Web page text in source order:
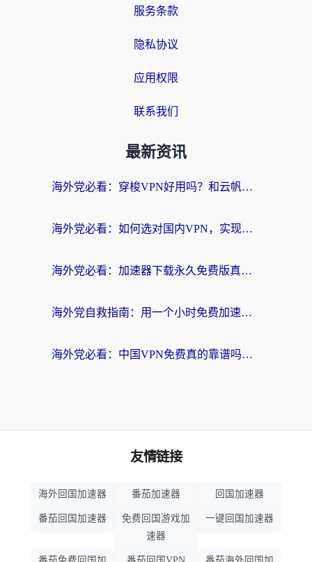
服务条款
隐私协议
应用权限
联系我们
最新资讯
海外党必看：穿梭VPN好用吗？和云帆VPN对比哪个回国效果更好？附真实测评+避坑指南
海外党必看：如何选对国内VPN，实现无缝访问国内资源？
海外党必看：加速器下载永久免费版真的存在吗？教你无缝访问国内资源的正确姿势
海外党自救指南：用一个小时免费加速器，轻松打破国内资源访问壁垒？
海外党必看：中国VPN免费真的靠谱吗？手把手教你选对回国加速器
友情链接
海外回国加速器 番茄加速器 回国加速器
番茄回国加速器
免费回国游戏加
速器
一键回国加速器